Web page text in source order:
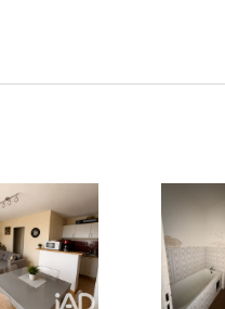
clients tout au long de leur vie